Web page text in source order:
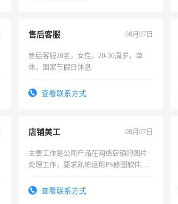
售后客服 08月07日
售后客服20名，女性，20-30周岁，单
休，国家节假日休息
查看联系方式
店铺美工 08月07日
主要工作是公司产品在网络店铺的图片
处理工作，要求熟练运用PS修图软件,工
查看联系方式